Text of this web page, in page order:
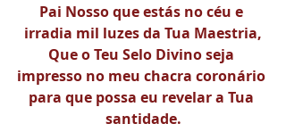
Pai Nosso que estás no céu e
irradia mil luzes da Tua Maestria,
Que o Teu Selo Divino seja
impresso no meu chacra coronário
para que possa eu revelar a Tua
santidade.